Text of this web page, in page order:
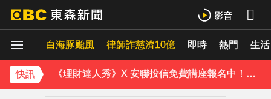
白海豚颱風 律師詐慈濟10億 即時 熱門 生活
快訊
雲林羊肉查出汙染源！ 草料驗出戴奧辛超標
白海豚轉彎逼近中國！陸專家：恐破山竹75年紀錄
《理財達人秀》X 安聯投信免費講座報名中！搶先卡位 2027